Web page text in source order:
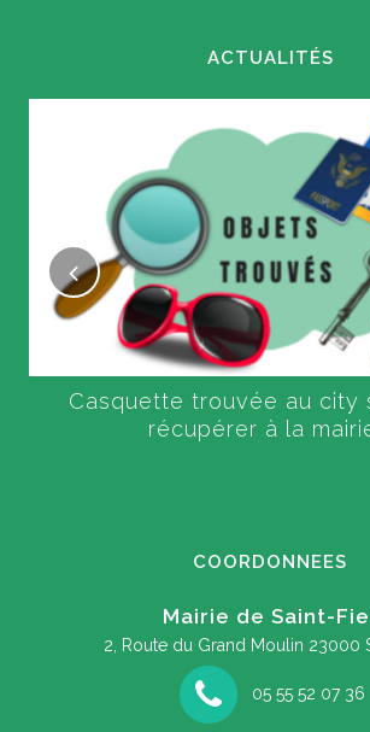
ACTUALITÉS
Casquette trouvée au city
récupérer à la
COORDONNEES
Mairie de Saint-
2, Route du Grand Moulin 23000
05 55 52 07 36